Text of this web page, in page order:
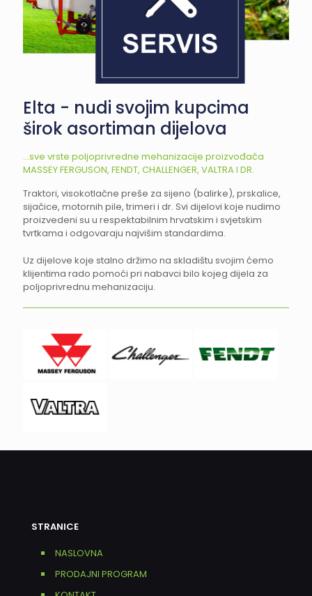
Elta - nudi svojim kupcima
širok asortiman dijelova
...sve vrste poljoprivredne mehanizacije proizvođača
MASSEY FERGUSON, FENDT, CHALLENGER, VALTRA I DR.
Traktori, visokotlačne preše za sijeno (balirke), prskalice,
sijačice, motornih pile, trimeri i dr. Svi dijelovi koje nudimo
proizvedeni su u respektabilnim hrvatskim i svjetskim
tvrtkama i odgovaraju najvišim standardima.
Uz dijelove koje stalno držimo na skladištu svojim ćemo
klijentima rado pomoći pri nabavci bilo kojeg dijela za
poljoprivrednu mehanizaciju.
STRANICE
NASLOVNA
PRODAJNI PROGRAM